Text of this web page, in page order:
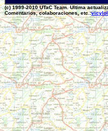
(c) 1999-2010 UTaC Team. Ultima
Comentarios, colaboraciones, etc.: